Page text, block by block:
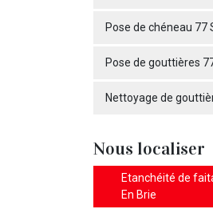
Pose de chéneau 77
Pose de gouttières
Nettoyage de
Nous localiser
Etanchéité de
En Brie